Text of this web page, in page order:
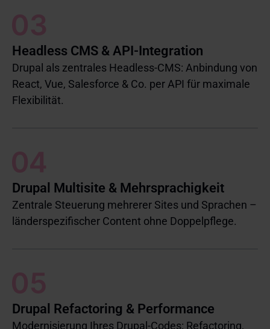
Headless CMS & API-Integration
Drupal als zentrales Headless-CMS: Anbindung von
React, Vue, Salesforce & Co. per API für maximale
Flexibilität.
Drupal Multisite & Mehrsprachigkeit
Zentrale Steuerung mehrerer Sites und Sprachen –
länderspezifischer Content ohne Doppelpflege.
Drupal Refactoring & Performance
Modernisierung Ihres Drupal-Codes: Refactoring,